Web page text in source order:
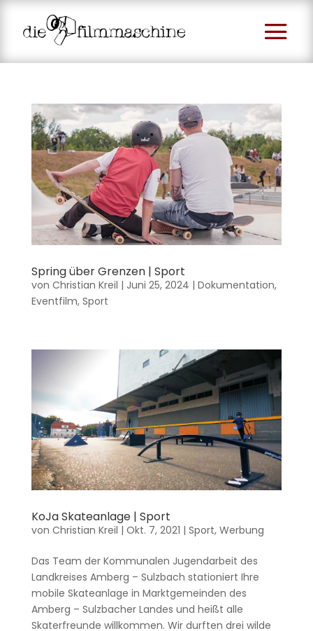
Spring über Grenzen | Sport
von Christian Kreil | Juni 25, 2024 | Dokumentation,
Eventfilm, Sport
KoJa Skateanlage | Sport
von Christian Kreil | Okt. 7, 2021 | Sport, Werbung
Das Team der Kommunalen Jugendarbeit des
Landkreises Amberg – Sulzbach stationiert Ihre
mobile Skateanlage in Marktgemeinden des
Amberg – Sulzbacher Landes und heißt alle
Skaterfreunde willkommen. Wir durften drei wilde